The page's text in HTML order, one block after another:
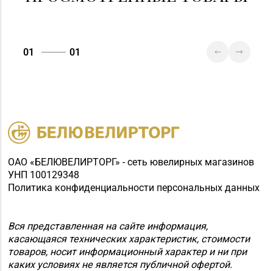
01 01
ОАО «БЕЛЮВЕЛИРТОРГ» - сеть ювелирных магазинов
УНП 100129348
Политика конфиденциальности персональных данных
Вся представленная на сайте информация,
касающаяся технических характеристик, стоимости
товаров, носит информационный характер и ни при
каких условиях не является публичной офертой.